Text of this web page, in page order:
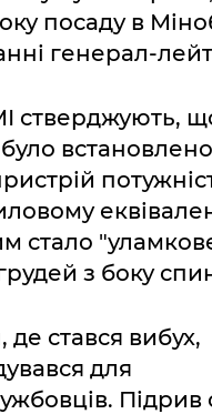
посаду в
генерал-
стверджують,
встановлено
стало
з боку
стався вибух,
для
Підрив